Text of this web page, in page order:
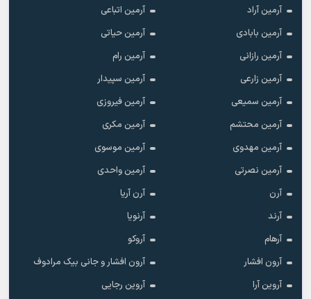
آرمین آراد
آرمین اتباعی
آرمین بابادی
آرمین حیاتی
آرمین رازانی
آرمین رام
آرمین زارعی
آرمین سپیدار
آرمین سمیعی
آرمین فیروزی
آرمین محتشم
آرمین مکری
آرمین مهدوی
آرمین موسوی
آرمین نصرتی
آرمین واحدی
آرن
آرن آریا
آرند
آرنویا
آرهام
آروکو
آرون افشار
آرون افشار و جانی بیک مرادوف
آروین آرا
آروین رجایی